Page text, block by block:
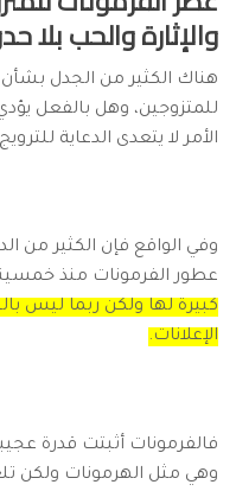
والإثارة والحب بلا
هناك الكثير من الجدل
للمتزوجين، وهل بالفعل يؤدي
الأمر لا يتعدى الدعاية
وفي الواقع فإن الكثير من
عطور الفرمونات منذ
كبيرة لها ولكن ربما ليس
الإعلانات.
فالفرمونات أثبتت قدرة
وهي مثل الهرمونات ولكن